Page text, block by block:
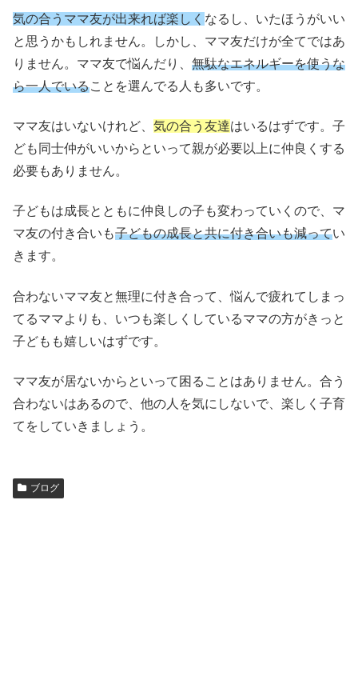
気の合うママ友が出来れば楽しく なるし、いたほうがいい
と思うかもしれません。しかし、ママ友だけが全てではあ
りません。ママ友で悩んだり、 無駄なエネルギーを使うな
ら一人でいることを選んでる人も多いです。
ママ友はいないけれど、 気の合う友達はいるはずです。子
ども同士仲がいいからといって親が必要以上に仲良くする
必要もありません。
子どもは成長とともに仲良しの子も変わっていくので、マ
マ友の付き合いも子どもの成長と共に付き合いも減ってい
きます。
合わないママ友と無理に付き合って、悩んで疲れてしまっ
てるママよりも、いつも楽しくしているママの方がきっと
子どもも嬉しいはずです。
ママ友が居ないからといって困ることはありません。合う
合わないはあるので、他の人を気にしないで、楽しく子育
てをしていきましょう。
ブログ